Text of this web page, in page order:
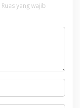
Ruas yang wajib